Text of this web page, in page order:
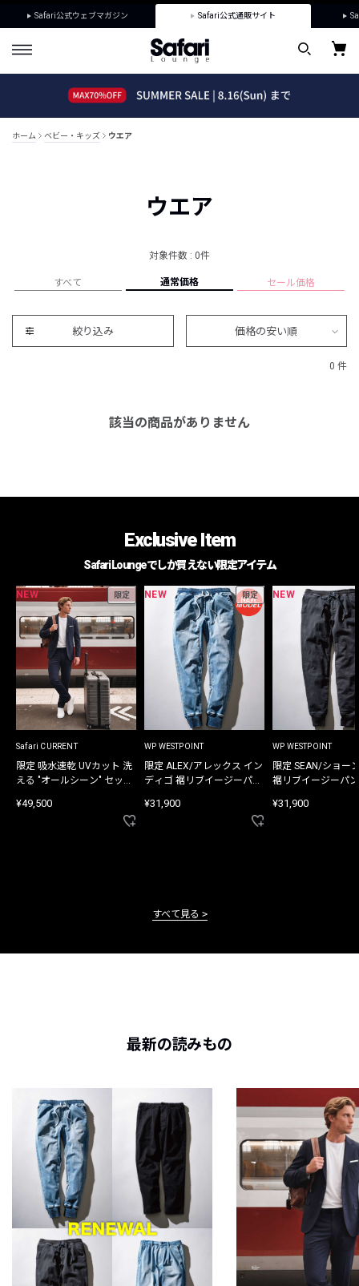
Safari公式ウェブマガジン Safari公式通販サイト
ホーム ベビー・キッズ ウエア
ウエア
対象件数 : 0件
すべて 通常価格 セール価格
絞り込み 価格の安い順
0 件
該当の商品がありません
Exclusive Item
Safari Loungeでしか買えない限定アイテム
NEW 限定
Safari CURRENT
限定 吸水速乾 UVカット 洗
える "オールシーン" セット
¥49,500
NEW 限定
WP WESTPOINT
限定 ALEX/アレックス イン
ディゴ 裾リブイージーパン
¥31,900
NEW
WP WESTPOINT
限定 SEAN/ショー
裾リブイージーパ
¥31,900
すべて見る
最新の読みもの